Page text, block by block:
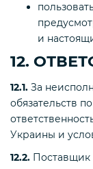
и
12.
12.1. За
обязательств
Украины и
12.2. Поставщик